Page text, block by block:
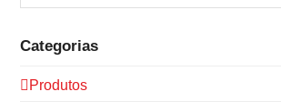
Categorias
Produtos